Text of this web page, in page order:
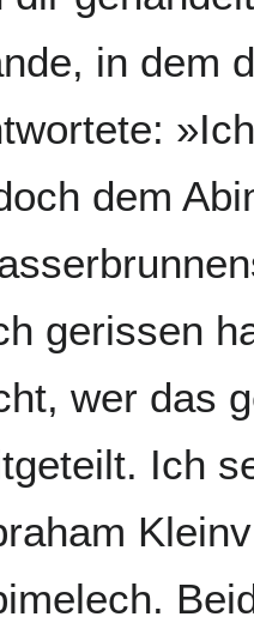
in dem
dem
gerissen
wer das
Ich